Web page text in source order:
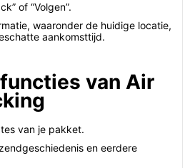
of “Volgen”.
waaronder de huidige locatie,
aankomsttijd.
van Air
van je pakket.
en eerdere